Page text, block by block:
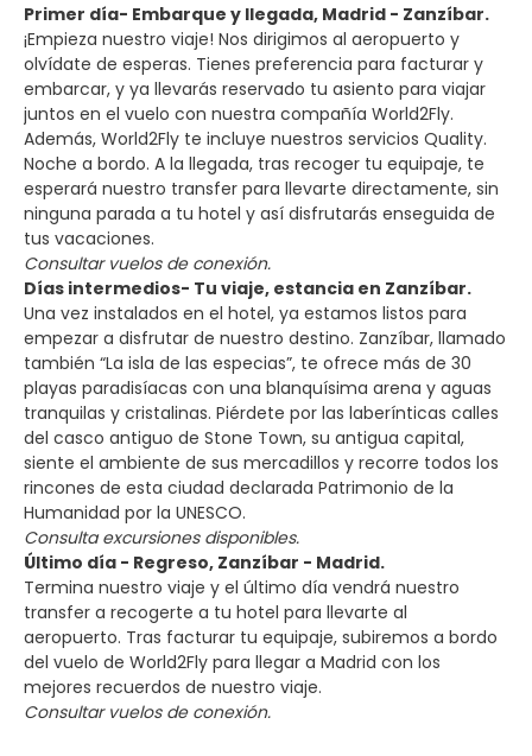
Primer día- Embarque y llegada, Madrid - Zanzíbar.
¡Empieza nuestro viaje! Nos dirigimos al aeropuerto y
olvídate de esperas. Tienes preferencia para facturar y
embarcar, y ya llevarás reservado tu asiento para viajar
juntos en el vuelo con nuestra compañía World2Fly.
Además, World2Fly te incluye nuestros servicios Quality.
Noche a bordo. A la llegada, tras recoger tu equipaje, te
esperará nuestro transfer para llevarte directamente, sin
ninguna parada a tu hotel y así disfrutarás enseguida de
tus vacaciones.
Consultar vuelos de conexión.
Días intermedios- Tu viaje, estancia en Zanzíbar.
Una vez instalados en el hotel, ya estamos listos para
empezar a disfrutar de nuestro destino. Zanzíbar, llamado
también “La isla de las especias”, te ofrece más de 30
playas paradisíacas con una blanquísima arena y aguas
tranquilas y cristalinas. Piérdete por las laberínticas calles
del casco antiguo de Stone Town, su antigua capital,
siente el ambiente de sus mercadillos y recorre todos los
rincones de esta ciudad declarada Patrimonio de la
Humanidad por la UNESCO.
Consulta excursiones disponibles.
Último día - Regreso, Zanzíbar - Madrid.
Termina nuestro viaje y el último día vendrá nuestro
transfer a recogerte a tu hotel para llevarte al
aeropuerto. Tras facturar tu equipaje, subiremos a bordo
del vuelo de World2Fly para llegar a Madrid con los
mejores recuerdos de nuestro viaje.
Consultar vuelos de conexión.